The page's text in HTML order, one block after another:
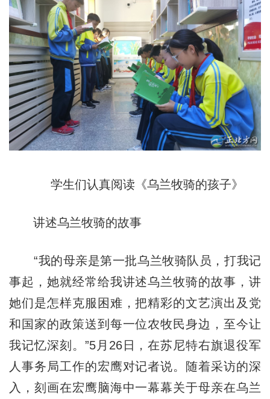
学生们认真阅读《乌兰牧骑的孩子》
讲述乌兰牧骑的故事
“我的母亲是第一批乌兰牧骑队员，打我记
事起，她就经常给我讲述乌兰牧骑的故事，讲
她们是怎样克服困难，把精彩的文艺演出及党
和国家的政策送到每一位农牧民身边，至今让
我记忆深刻。”5月26日，在苏尼特右旗退役军
人事务局工作的宏鹰对记者说。随着采访的深
入，刻画在宏鹰脑海中一幕幕关于母亲在乌兰